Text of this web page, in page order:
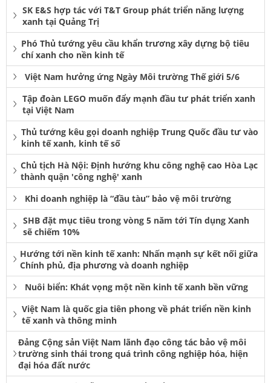
SK E&S hợp tác với T&T Group phát triển năng lượng
xanh tại Quảng Trị
Phó Thủ tướng yêu cầu khẩn trương xây dựng bộ tiêu
chí xanh cho nền kinh tế
Việt Nam hưởng ứng Ngày Môi trường Thế giới 5/6
Tập đoàn LEGO muốn đẩy mạnh đầu tư phát triển xanh
tại Việt Nam
Thủ tướng kêu gọi doanh nghiệp Trung Quốc đầu tư vào
kinh tế xanh, kinh tế số
Chủ tịch Hà Nội: Định hướng khu công nghệ cao Hòa Lạc
thành quận 'công nghệ' xanh
Khi doanh nghiệp là “đầu tàu” bảo vệ môi trường
SHB đặt mục tiêu trong vòng 5 năm tới Tín dụng Xanh
sẽ chiếm 10%
Hướng tới nền kinh tế xanh: Nhấn mạnh sự kết nối giữa
Chính phủ, địa phương và doanh nghiệp
Nuôi biển: Khát vọng một nền kinh tế xanh bền vững
Việt Nam là quốc gia tiên phong về phát triển nền kinh
tế xanh và thông minh
Đảng Cộng sản Việt Nam lãnh đạo công tác bảo vệ môi
trường sinh thái trong quá trình công nghiệp hóa, hiện
đại hóa đất nước